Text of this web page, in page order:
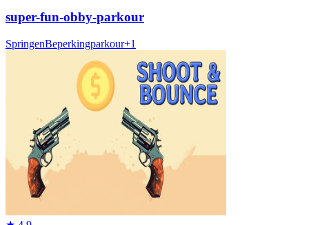
super-fun-obby-parkour
SpringenBeperkingparkour+1